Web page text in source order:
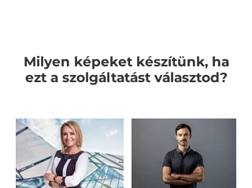
Milyen képeket készítünk, ha
ezt a szolgáltatást választod?